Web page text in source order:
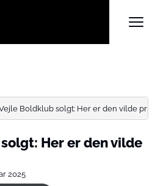
Boldklub solgt: Her er den vilde pris
Her er den vilde
2025